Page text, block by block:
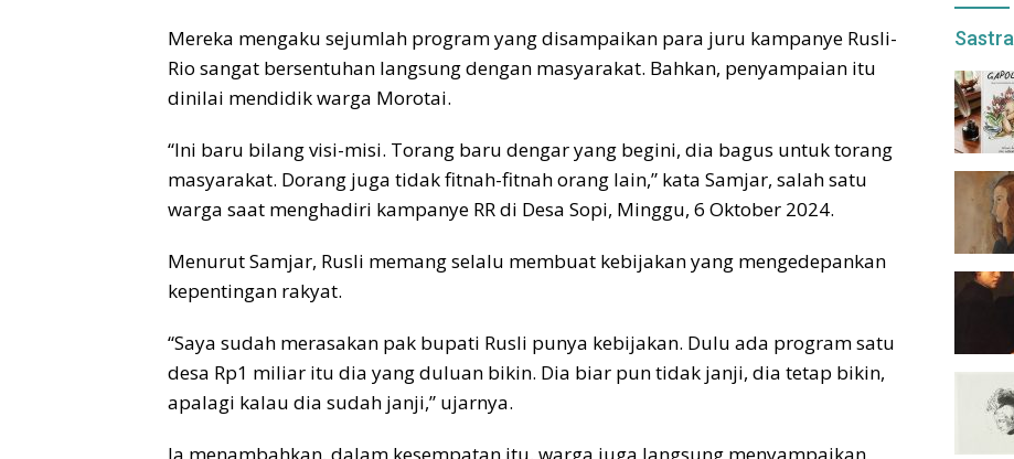
Mereka mengaku sejumlah program yang disampaikan para juru kampanye Rusli-
Rio sangat bersentuhan langsung dengan masyarakat. Bahkan, penyampaian itu
dinilai mendidik warga Morotai.
“Ini baru bilang visi-misi. Torang baru dengar yang begini, dia bagus untuk torang
masyarakat. Dorang juga tidak fitnah-fitnah orang lain,” kata Samjar, salah satu
warga saat menghadiri kampanye RR di Desa Sopi, Minggu, 6 Oktober 2024.
Menurut Samjar, Rusli memang selalu membuat kebijakan yang mengedepankan
kepentingan rakyat.
“Saya sudah merasakan pak bupati Rusli punya kebijakan. Dulu ada program satu
desa Rp1 miliar itu dia yang duluan bikin. Dia biar pun tidak janji, dia tetap bikin,
apalagi kalau dia sudah janji,” ujarnya.
Ia menambahkan, dalam kesempatan itu, warga juga langsung menyampaikan
Sastra